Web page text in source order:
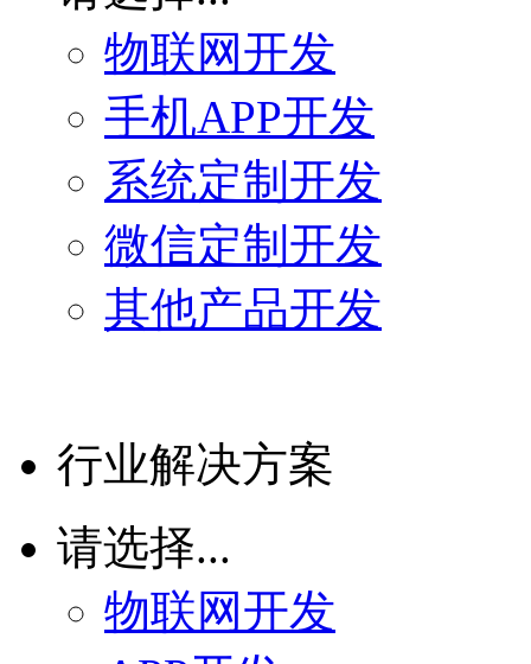
物联网开发
手机APP开发
系统定制开发
微信定制开发
其他产品开发
行业解决方案
请选择...
物联网开发